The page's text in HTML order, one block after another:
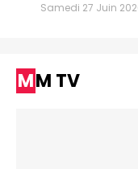
Samedi 27 Juin
MM TV